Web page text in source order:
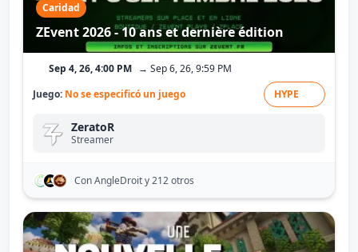
Caridad
ZEvent 2026 - 10 ans et dernière édition
Sep 4, 26, 4:00 PM → Sep 6, 26, 9:59 PM
Juego: No se especificó un juego HYPE
ZeratoR
Streamer
Con AngleDroity 212 otros